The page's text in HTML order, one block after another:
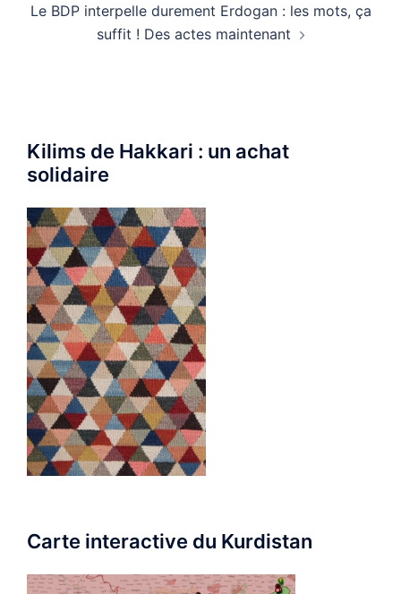
Le BDP interpelle durement Erdogan : les mots, ça
suffit ! Des actes maintenant
Kilims de Hakkari : un achat
solidaire
Carte interactive du Kurdistan